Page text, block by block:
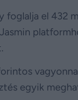
el 432
egyik